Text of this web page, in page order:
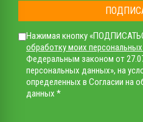
Нажимая кнопку
обработку моих
Федеральным законом от
персональных данных», на
определенных в Согласии на
данных *